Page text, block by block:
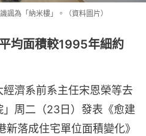
諷為「納米樓」。（資料圖片）
均面積較1995年細約
濟系前系主任宋恩榮等去
周二（23日）發表《愈建
落成住宅單位面積變化》